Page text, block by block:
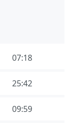
07:18
25:42
09:59